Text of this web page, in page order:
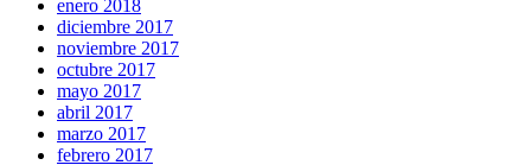
enero 2018
diciembre 2017
noviembre 2017
octubre 2017
mayo 2017
abril 2017
marzo 2017
febrero 2017